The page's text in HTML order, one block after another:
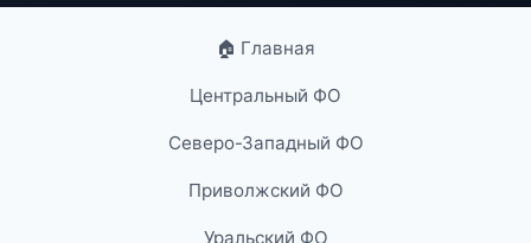
🏠 Главная
Центральный ФО
Северо-Западный ФО
Приволжский ФО
Уральский ФО